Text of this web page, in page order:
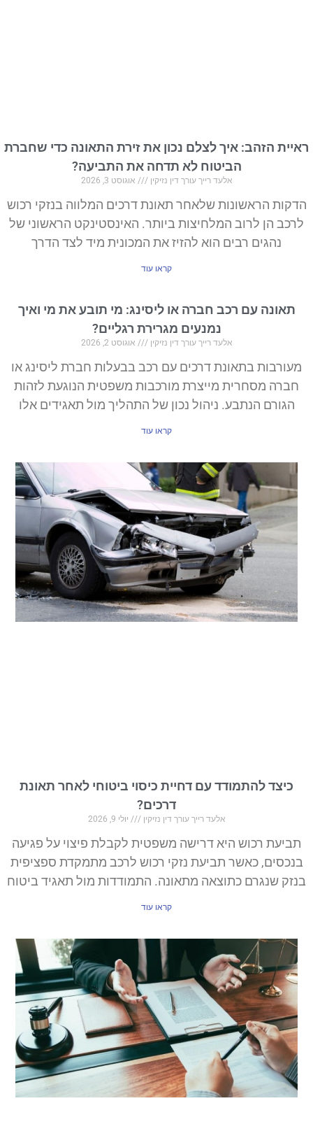
ראיית הזהב: איך לצלם נכון את זירת התאונה כדי שחברת
הביטוח לא תדחה את התביעה?
אלעד רייך עורך דין נזיקין אוגוסט 3, 2026
הדקות הראשונות שלאחר תאונת דרכים המלווה בנזקי רכוש
לרכב הן לרוב המלחיצות ביותר. האינסטינקט הראשוני של
נהגים רבים הוא להזיז את המכונית מיד לצד הדרך
קראו עוד
תאונה עם רכב חברה או ליסינג: מי תובע את מי ואיך
נמנעים מגרירת רגליים?
אלעד רייך עורך דין נזיקין אוגוסט 2, 2026
מעורבות בתאונת דרכים עם רכב בבעלות חברת ליסינג או
חברה מסחרית מייצרת מורכבות משפטית הנוגעת לזהות
הגורם הנתבע. ניהול נכון של התהליך מול תאגידים אלו
קראו עוד
כיצד להתמודד עם דחיית כיסוי ביטוחי לאחר תאונת
דרכים?
אלעד רייך עורך דין נזיקין יולי 9, 2026
תביעת רכוש היא דרישה משפטית לקבלת פיצוי על פגיעה
בנכסים, כאשר תביעת נזקי רכוש לרכב מתמקדת ספציפית
בנזק שנגרם כתוצאה מתאונה. התמודדות מול תאגיד ביטוח
קראו עוד